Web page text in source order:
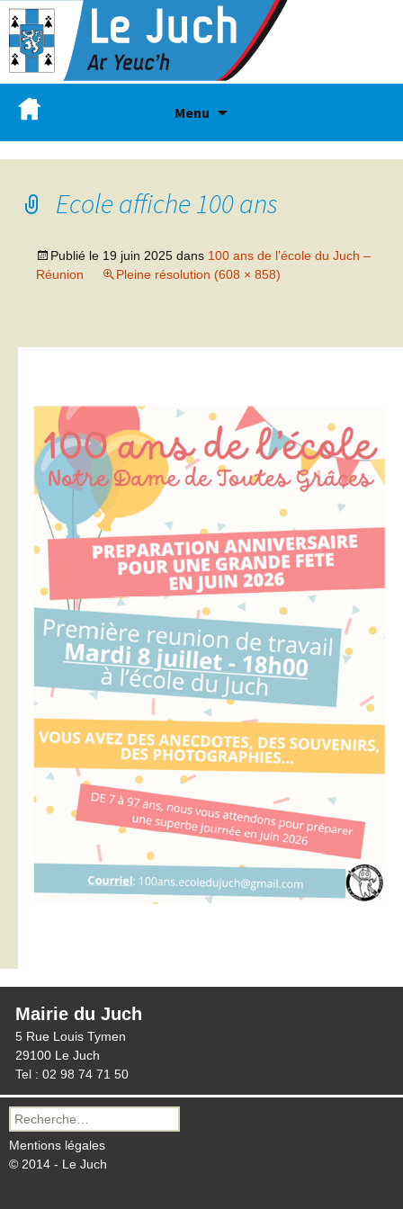
Menu
Ecole affiche 100 ans
Publié le 19 juin 2025 dans 100 ans de l’école du Juch –
Réunion
Pleine résolution (608 × 858)
Mairie du Juch
5 Rue Louis Tymen
29100 Le Juch
Tel : 02 98 74 71 50
Recherche
pour :
Mentions légales
© 2014 - Le Juch